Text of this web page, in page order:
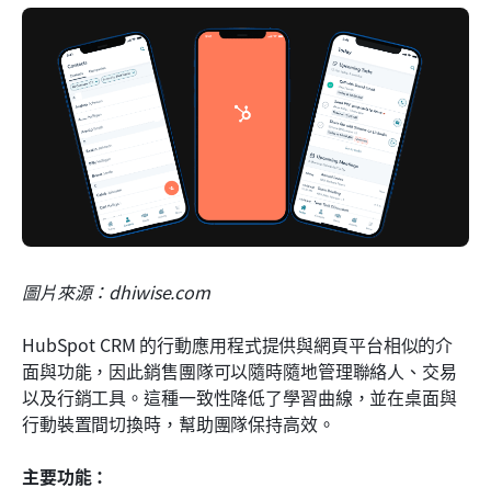
圖片來源：dhiwise.com
HubSpot CRM 的行動應用程式提供與網頁平台相似的介
面與功能，因此銷售團隊可以隨時隨地管理聯絡人、交易
以及行銷工具。這種一致性降低了學習曲線，並在桌面與
行動裝置間切換時，幫助團隊保持高效。
主要功能：